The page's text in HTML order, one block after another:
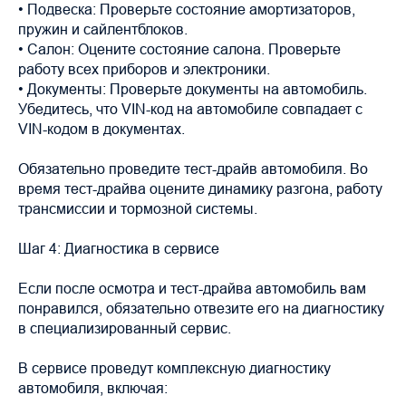
• Подвеска: Проверьте состояние амортизаторов,
пружин и сайлентблоков.
• Салон: Оцените состояние салона. Проверьте
работу всех приборов и электроники.
• Документы: Проверьте документы на автомобиль.
Убедитесь, что VIN-код на автомобиле совпадает с
VIN-кодом в документах.
Обязательно проведите тест-драйв автомобиля. Во
время тест-драйва оцените динамику разгона, работу
трансмиссии и тормозной системы.
Шаг 4: Диагностика в сервисе
Если после осмотра и тест-драйва автомобиль вам
понравился, обязательно отвезите его на диагностику
в специализированный сервис.
В сервисе проведут комплексную диагностику
автомобиля, включая: